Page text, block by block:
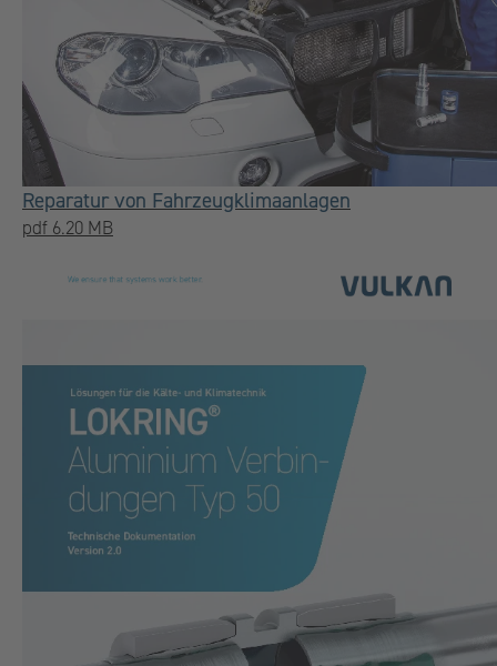
Reparatur von Fahrzeugklimaanlagen
pdf 6.20 MB